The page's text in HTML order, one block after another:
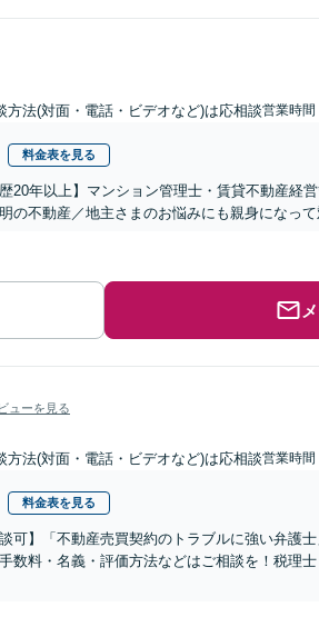
方法(対面・電話・ビデオなど)は応相談営業時間
料金表を見る
20年以上】マンション管理士・賃貸不動産経
の不動産／地主さまのお悩みにも親身になっ
ューを見る
方法(対面・電話・ビデオなど)は応相談営業時間
料金表を見る
可】「不動産売買契約のトラブルに強い弁護
数料・名義・評価方法などはご相談を！税理